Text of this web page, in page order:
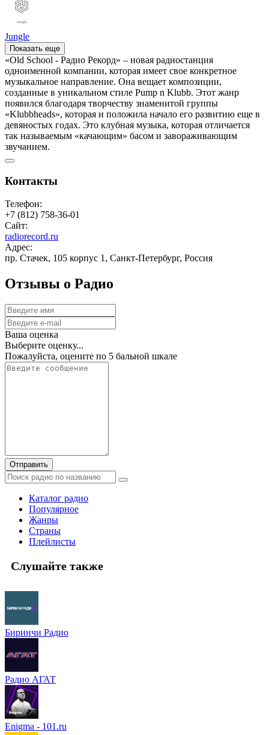
Jungle
Показать еще
«Old School - Радио Рекорд» – новая радиостанция
одноименной компании, которая имеет свое конкретное
музыкальное направление. Она вещает композиции,
созданные в уникальном стиле Pump n Klubb. Этот жанр
появился благодаря творчеству знаменитой группы
«Klubbheads», которая и положила начало его развитию еще в
девяностых годах. Это клубная музыка, которая отличается
так называемым «качающим» басом и завораживающим
звучанием.
Контакты
Телефон:
+7 (812) 758-36-01
Сайт:
radiorecord.ru
Адрес:
пр. Стачек, 105 корпус 1, Санкт-Петербург, Россия
Отзывы о Радио
Ваша оценка
Выберите оценку...
Пожалуйста, оцените по 5 бальной шкале
Отправить
Каталог радио
Популярное
Жанры
Страны
Плейлисты
Слушайте также
Биринчи Радио
Радио АГАТ
Enigma - 101.ru